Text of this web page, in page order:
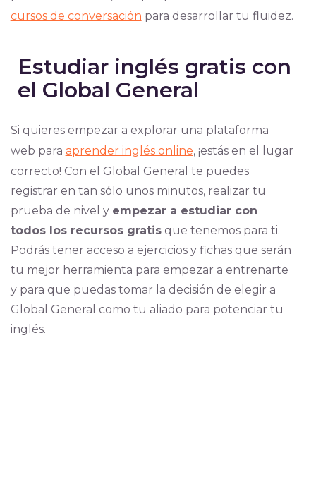
cursos de conversación para desarrollar tu fluidez.
Estudiar inglés gratis con
el Global General
Si quieres empezar a explorar una plataforma
web para aprender inglés online, ¡estás en el lugar
correcto! Con el Global General te puedes
registrar en tan sólo unos minutos, realizar tu
prueba de nivel y empezar a estudiar con
todos los recursos gratisque tenemos para ti.
Podrás tener acceso a ejercicios y fichas que serán
tu mejor herramienta para empezar a entrenarte
y para que puedas tomar la decisión de elegir a
Global General como tu aliado para potenciar tu
inglés.